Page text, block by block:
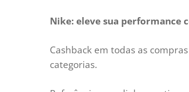
Nike: eleve sua performance
Cashback em todas as
categorias.